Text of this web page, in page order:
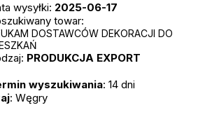
wysyłki: 2025-06-17
towar:
DOSTAWCÓW DEKORACJI DO
PRODUKCJA EXPORT
wyszukiwania: 14 dni
: Węgry